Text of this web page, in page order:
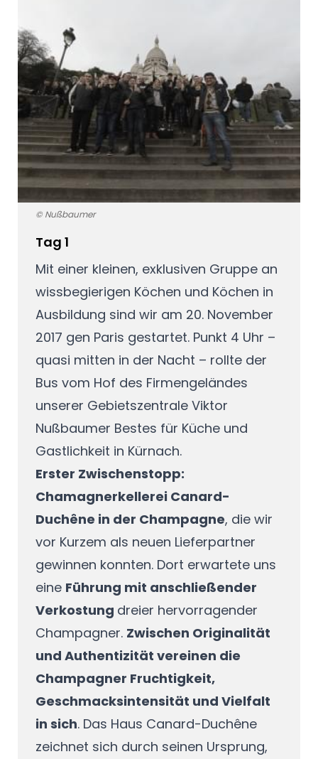
© Nußbaumer
Tag 1
Mit einer kleinen, exklusiven Gruppe an
wissbegierigen Köchen und Köchen in
Ausbildung sind wir am 20. November
2017 gen Paris gestartet. Punkt 4 Uhr –
quasi mitten in der Nacht – rollte der
Bus vom Hof des Firmengeländes
unserer Gebietszentrale Viktor
Nußbaumer Bestes für Küche und
Gastlichkeit in Kürnach.
Erster Zwischenstopp:
Chamagnerkellerei Canard-
Duchêne in der Champagne, die wir
vor Kurzem als neuen Lieferpartner
gewinnen konnten. Dort erwartete uns
eine Führung mit anschließender
Verkostung dreier hervorragender
Champagner. Zwischen Originalität
und Authentizität vereinen die
Champagner Fruchtigkeit,
Geschmacksintensität und Vielfalt
in sich. Das Haus Canard-Duchêne
zeichnet sich durch seinen Ursprung,